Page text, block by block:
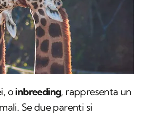
oinbreeding, rappresenta un
Se due parenti si